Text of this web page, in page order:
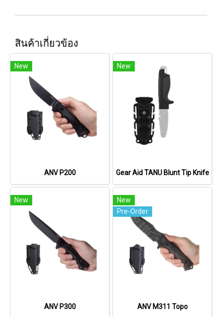
สินค้าเกี่ยวข้อง
New
ANV P200
New
Gear Aid TANU Blunt Tip Knife
New
ANV P300
New
Pre-Order
ANV M311 Topo